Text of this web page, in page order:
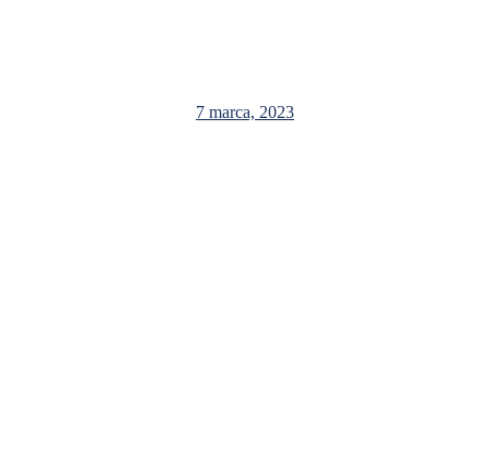
7 marca, 2023